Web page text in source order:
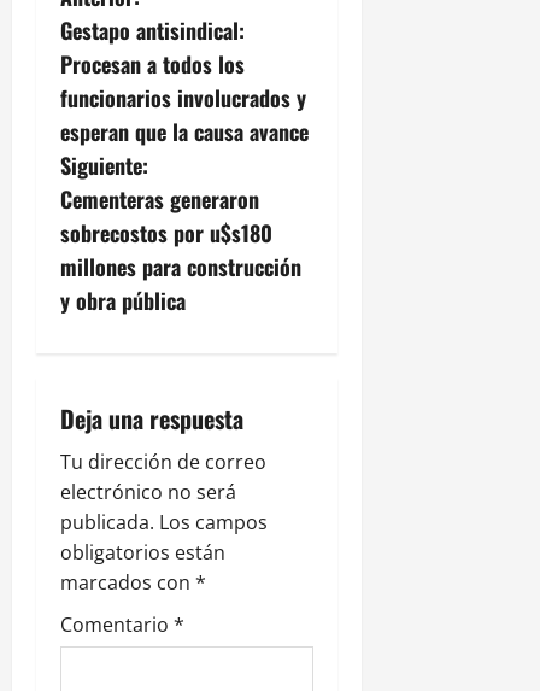
a
v
e
g
a
c
ó
n
d
e
e
n
Gestapo antisindical:
Procesan a todos los
funcionarios involucrados y
esperan que la causa avance
Siguiente:
Cementeras generaron
sobrecostos por u$s180
millones para construcción
y obra pública
Deja una respuesta
Tu dirección de correo
electrónico no será
publicada. Los campos
obligatorios están
marcados con *
Comentario *